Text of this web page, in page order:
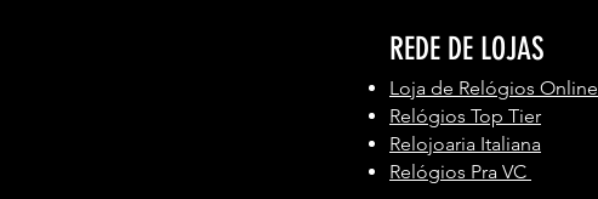
REDE DE LOJAS
Loja de Relógios Online
Relógios Top Tier
Relojoaria Italiana
Relógios Pra VC